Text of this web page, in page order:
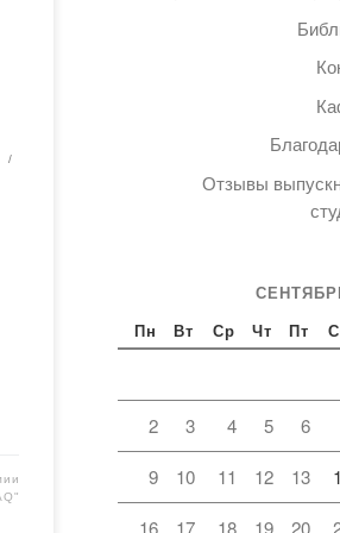
Отзывы
Пн Вт Ср Чт Пт
2 3 4 5 6
9 10 11 12 13
16 17 18 19 20